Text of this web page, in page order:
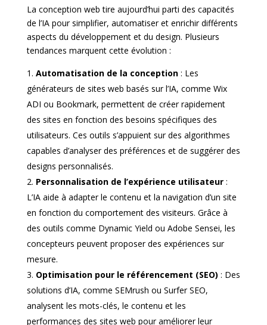
La conception web tire aujourd’hui parti des capacités
de l’IA pour simplifier, automatiser et enrichir différents
aspects du développement et du design. Plusieurs
tendances marquent cette évolution :
Automatisation de la conception: Les
générateurs de sites web basés sur l’IA, comme Wix
ADI ou Bookmark, permettent de créer rapidement
des sites en fonction des besoins spécifiques des
utilisateurs. Ces outils s’appuient sur des algorithmes
capables d’analyser des préférences et de suggérer des
designs personnalisés.
Personnalisation de l’expérience utilisateur:
L’IA aide à adapter le contenu et la navigation d’un site
en fonction du comportement des visiteurs. Grâce à
des outils comme Dynamic Yield ou Adobe Sensei, les
concepteurs peuvent proposer des expériences sur
mesure.
Optimisation pour le référencement (SEO) : Des
solutions d’IA, comme SEMrush ou Surfer SEO,
analysent les mots-clés, le contenu et les
performances des sites web pour améliorer leur